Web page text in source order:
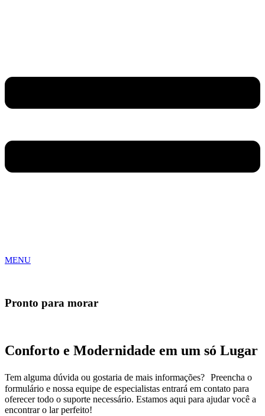
MENU
Pronto para morar
Conforto e Modernidade em um só Lugar
Tem alguma dúvida ou gostaria de mais informações? Preencha o
formulário e nossa equipe de especialistas entrará em contato para
oferecer todo o suporte necessário. Estamos aqui para ajudar você a
encontrar o lar perfeito!